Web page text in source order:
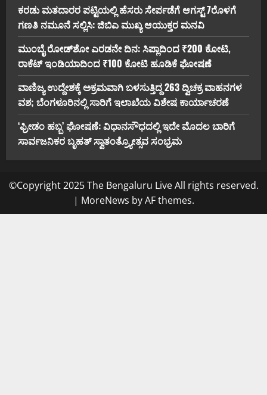
ಕರಡು ಮತದಾರರ ಪಟ್ಟಿಯಲ್ಲಿ ಹೆಸರು ಸೇರ್ಪಡೆಗೆ ಆಗಸ್ಟ್ 7ರೊಳಗೆ
ಗಣತಿ ನಮೂನೆ ಸಲ್ಲಿಸಿ: ಜಿಬಿಎ ಮುಖ್ಯ ಆಯುಕ್ತರ ಮನವಿ
ಮುಂಬೈ ರೋಡ್‌ಶೋ ಎರಡನೇ ದಿನ: ಸಿಪ್ಲಾದಿಂದ ₹200 ಕೋಟಿ,
ರಾಕೆಟ್ ಇಂಡಿಯಾದಿಂದ ₹100 ಕೋಟಿ ಹೂಡಿಕೆ ಘೋಷಣೆ
ವಾಣಿಜ್ಯ ಉದ್ದೇಶಕ್ಕೆ ಅಕ್ರಮವಾಗಿ ಬಳಸುತ್ತಿದ್ದ 263 ದ್ವಿಚಕ್ರ ವಾಹನಗಳ
ವಶ; ಬೆಂಗಳೂರಿನಲ್ಲಿ ಸಾರಿಗೆ ಇಲಾಖೆಯ ವಿಶೇಷ ಕಾರ್ಯಾಚರಣೆ
‘ಫ್ರೀಡಂ ಹಬ್ಬ’ ಘೋಷಣೆ: ವಿಧಾನಸೌಧದಲ್ಲಿ ಇದೇ ಮೊದಲ ಬಾರಿಗೆ
ಸಾರ್ವಜನಿಕರ ಬೃಹತ್ ಸ್ವಾತಂತ್ರ್ಯೋತ್ಸವ ಸಂಭ್ರಮ
©Copyright 2025 The Bengaluru Live All rights reserved.
| MoreNews by AF themes.